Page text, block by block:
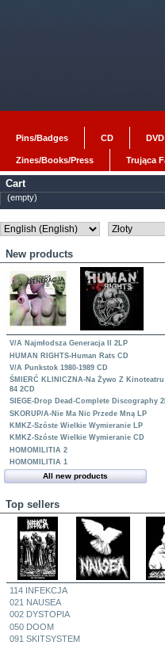
Pins/Badges CD DVD
Zines/Books/Press Trująca
Cart
(empty)
New products
V/A Najmłodsza Generacja II 2LP
HUMAN RIGHTS-Human Rats CD
V/A Punkstok 1980-1989 CD
ŚMIERĆ KLINICZNA-Na Żywo Z Kinoteatru
84 2CD
SIEGE-Drop Dead-Complete Discography
SKORUP/A-Nie Ma Nic Przede Mną LP
KMKZ-Szóste Wielkie Wymieranie LP
KMKZ-Szóste Wielkie Wymieranie CD
HOMOMILITIA 2
HOMOMILITIA 1
All new products
Top sellers
114 INFEKCJA
021 NAUSEA
002 DYSTOPIA
050 DOOM
091 SKITSYSTEM